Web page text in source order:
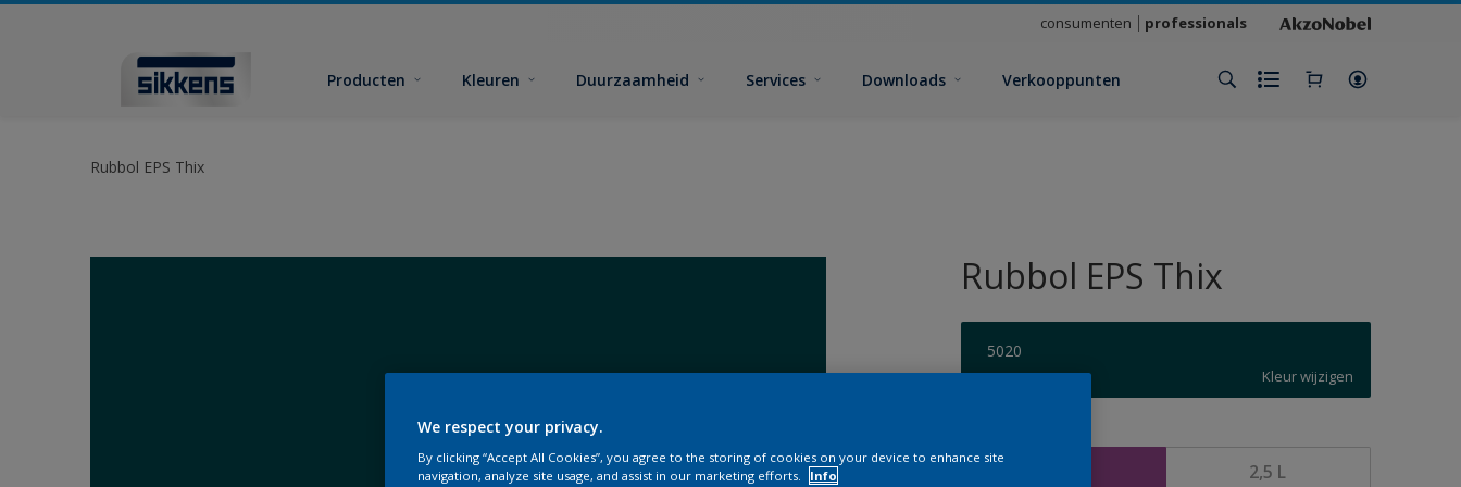
consumenten professionals
Producten Kleuren Duurzaamheid Services Downloads Verkooppunten
Rubbol EPS Thix
Rubbol EPS Thix
5020
Kleur wijzigen
2,5 L
We respect your privacy.
By clicking “Accept All Cookies”, you agree to the storing of cookies on your device to enhance site
navigation, analyze site usage, and assist in our marketing efforts.
Info